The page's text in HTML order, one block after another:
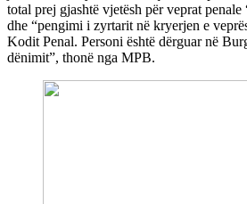
total prej gjashtë vjetësh për veprat
dhe “pengimi i zyrtarit në kryerjen e
Kodit Penal. Personi është dërguar në
dënimit”, thonë nga MPB.